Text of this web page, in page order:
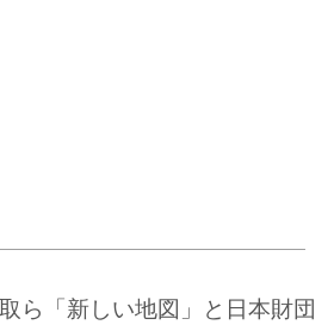
ら「新しい地図」と日本財団